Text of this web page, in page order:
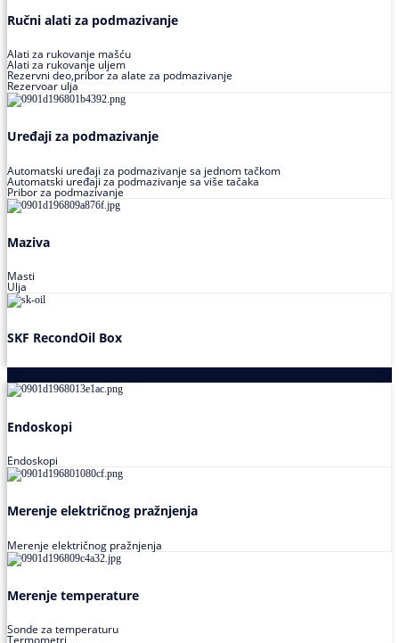
Ručni alati za podmazivanje
Alati za rukovanje mašću
Alati za rukovanje uljem
Rezervni deo,pribor za alate za podmazivanje
Rezervoar ulja
Uređaji za podmazivanje
Automatski uređaji za podmazivanje sa jednom tačkom
Automatski uređaji za podmazivanje sa više tačaka
Pribor za podmazivanje
Maziva
Masti
Ulja
SKF RecondOil Box
Endoskopi
Endoskopi
Merenje električnog pražnjenja
Merenje električnog pražnjenja
Merenje temperature
Sonde za temperaturu